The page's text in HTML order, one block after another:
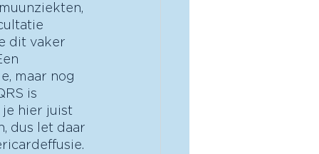
dit vaker
maar nog
is
je hier juist
dus let daar